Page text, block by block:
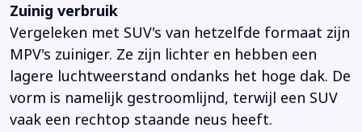
Zuinig verbruik
Vergeleken met SUV's van hetzelfde formaat zijn
MPV's zuiniger. Ze zijn lichter en hebben een
lagere luchtweerstand ondanks het hoge dak. De
vorm is namelijk gestroomlijnd, terwijl een SUV
vaak een rechtop staande neus heeft.